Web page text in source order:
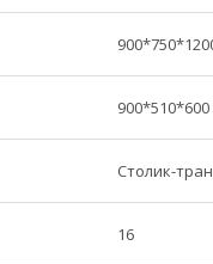
900*510*600
Столик-
16